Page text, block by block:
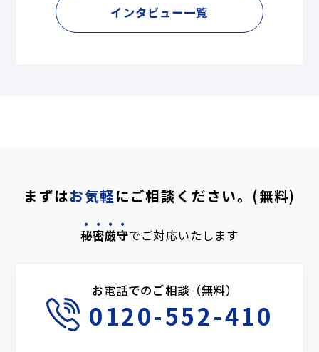
インタビュー一覧
まずはお気軽にご相談ください。(無料)
秘密厳守でご対応いたします
お電話でのご相談（無料）
0120-552-410